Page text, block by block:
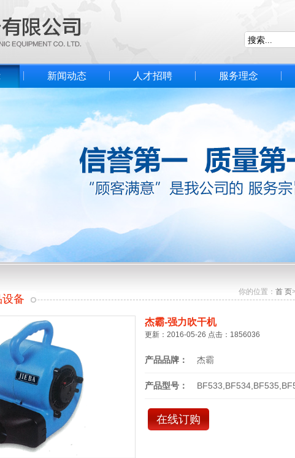
新闻动态 人才招聘 服务理念
你的位置： 首 页
备
杰霸-强力吹干机
更新：2016-05-26 点击：1856036
产品品牌： 杰霸
产品型号：
在线订购